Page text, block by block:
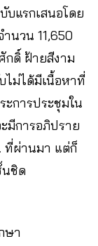
แรกเสนอโดย
นวน 11,650
กดิ์ ฝ้ายสีงาม
ไม่ได้มีเนื้อหาที่
ะการประชุมใน
มีการอภิปราย
ที่ผ่านมา แต่ก็
นชิด
ษา